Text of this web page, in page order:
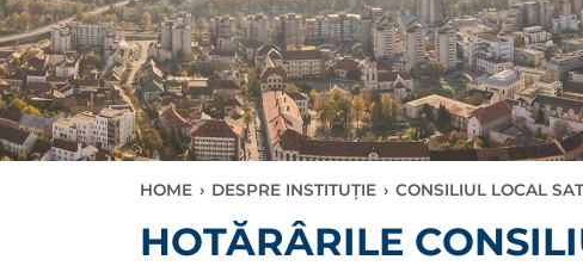
HOME › DESPRE INSTITUȚIE › CONSILIUL LOCAL
HOTĂRÂRILE